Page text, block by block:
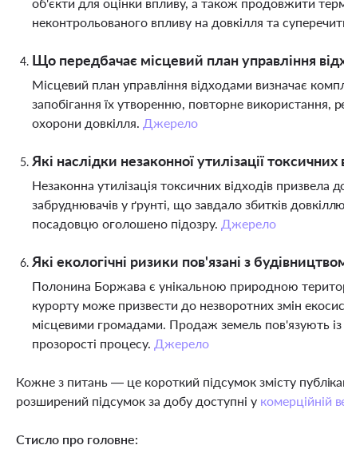
неконтрольованого впливу на довкілля та
Що передбачає місцевий план управління
Місцевий план управління відходами визначає
запобігання їх утворенню, повторне використання,
охорони довкілля. Джерело
Які наслідки незаконної утилізації
Незаконна утилізація токсичних відходів
забруднювачів у ґрунті, що завдало збитків
посадовцю оголошено підозру. Джерело
Які екологічні ризики пов'язані з
Полонина Боржава є унікальною природною
курорту може призвести до незворотних змін
місцевими громадами. Продаж земель пов'язують
прозорості процесу. Джерело
Кожне з питань — це короткий підсумок змісту
розширений підсумок за добу доступні у комерційній
Стисло про головне: